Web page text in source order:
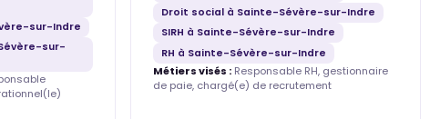
sur-Indre
sur-
Droit social à Sainte-Sévère-sur-Indre
SIRH à Sainte-Sévère-sur-Indre
RH à Sainte-Sévère-sur-Indre
Métiers visés : Responsable RH, gestionnaire
de paie, chargé(e) de recrutement